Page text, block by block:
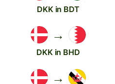
DKK in BDT
→
DKK in BHD
→